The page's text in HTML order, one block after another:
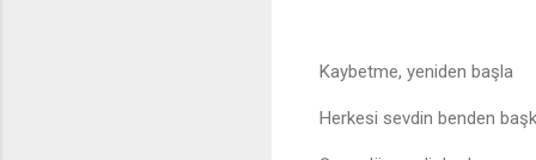
Kaybetme, yeniden başla
Herkesi sevdin benden